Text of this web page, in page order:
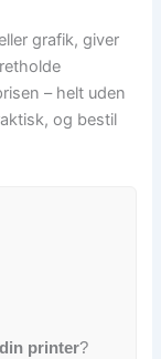
grafik, giver
– helt uden
og bestil
printer?